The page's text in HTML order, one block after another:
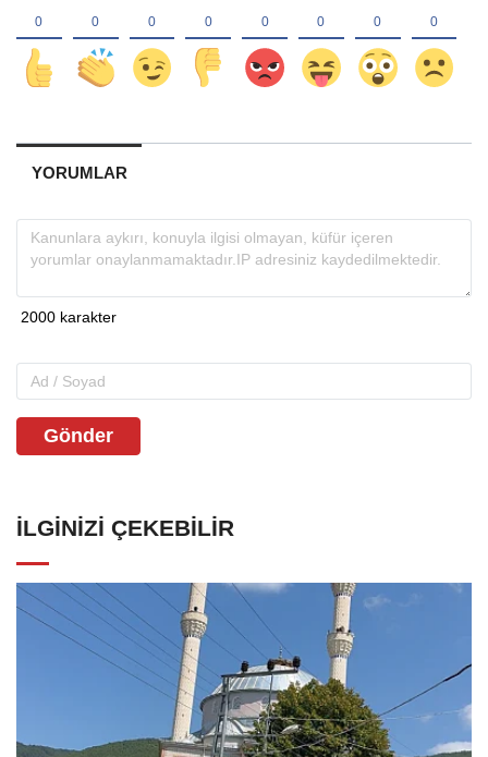
YORUMLAR
Gönder
İLGINIZI ÇEKEBILIR